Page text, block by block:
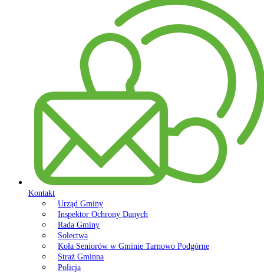
Kontakt
Urząd Gminy
Inspektor Ochrony Danych
Rada Gminy
Sołectwa
Koła Seniorów w Gminie Tarnowo Podgórne
Straż Gminna
Policja